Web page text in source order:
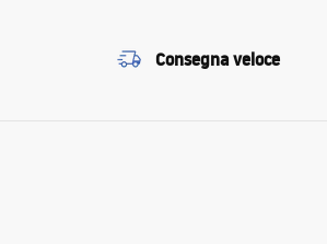
Consegna veloce